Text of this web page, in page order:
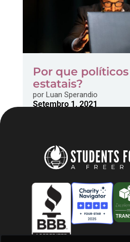
Por que
estatais?
porLuan Sperandio
Setembro 1, 2021